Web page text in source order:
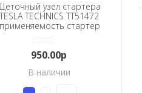
узел стартера
TESLA TECHNICS TT51472
стартер
950.00р
В наличии